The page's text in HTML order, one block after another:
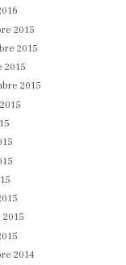
2015
2015
2015
2015
2015
2015
2014